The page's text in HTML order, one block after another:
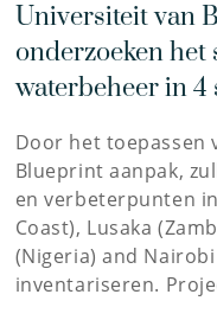
Universiteit van
onderzoeken het
waterbeheer in 4
Door het toepassen
Blueprint aanpak,
en verbeterpunten
Coast), Lusaka
(Nigeria) and Nairobi
inventariseren.